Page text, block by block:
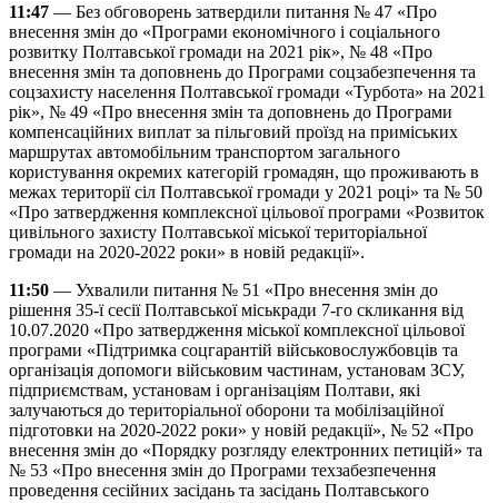
11:47 — Без обговорень затвердили питання № 47 «Про
внесення змін до «Програми економічного і соціального
розвитку Полтавської громади на 2021 рік», № 48 «Про
внесення змін та доповнень до Програми соцзабезпечення та
соцзахисту населення Полтавської громади «Турбота» на 2021
рік», № 49 «Про внесення змін та доповнень до Програми
компенсаційних виплат за пільговий проїзд на приміських
маршрутах автомобільним транспортом загального
користування окремих категорій громадян, що проживають в
межах території сіл Полтавської громади у 2021 році» та № 50
«Про затвердження комплексної цільової програми «Розвиток
цивільного захисту Полтавської міської територіальної
громади на 2020-2022 роки» в новій редакції».
11:50 — Ухвалили питання № 51 «Про внесення змін до
рішення 35-ї сесії Полтавської міськради 7-го скликання від
10.07.2020 «Про затвердження міської комплексної цільової
програми «Підтримка соцгарантій військовослужбовців та
організація допомоги військовим частинам, установам ЗСУ,
підприємствам, установам і організаціям Полтави, які
залучаються до територіальної оборони та мобілізаційної
підготовки на 2020-2022 роки» у новій редакції», № 52 «Про
внесення змін до «Порядку розгляду електронних петицій» та
№ 53 «Про внесення змін до Програми техзабезпечення
проведення сесійних засідань та засідань Полтавського